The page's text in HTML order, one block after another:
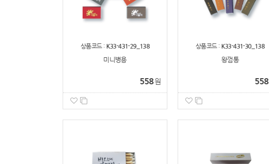
상품코드 : K33-431-29_138
미니병용
558원
상품코드 : K33-431-30_138
왕껌통
558